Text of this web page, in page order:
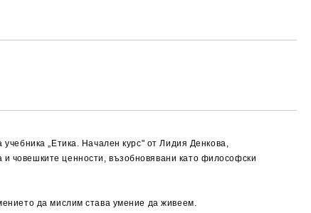
„Етика. Начален курс" от Лидия Денкова,
човешките ценности, възобновявани като философски
да мислим става умение да живеем.